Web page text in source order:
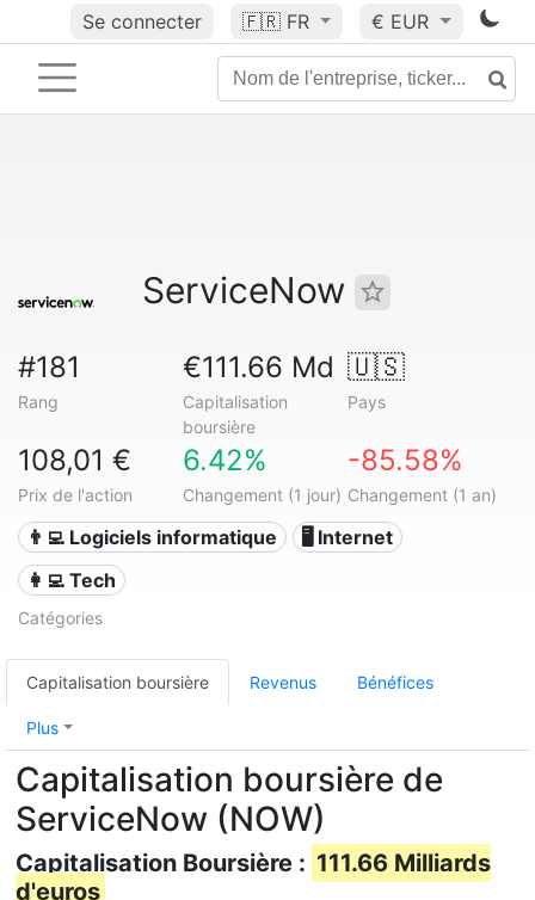
Se connecter 🇫🇷 FR € EUR
ServiceNow
#181
Rang
€111.66 Md
Capitalisation
boursière
🇺🇸
Pays
108,01 €
Prix de l'action
6.42%
Changement (1 jour)
-85.58%
Changement (1 an)
👨‍💻 Logiciels informatique
🖥️ Internet
👩‍💻 Tech
Catégories
Capitalisation boursière Revenus Bénéfices
Plus
Capitalisation boursière de
ServiceNow (NOW)
Capitalisation Boursière : 111.66 Milliards
d'euros